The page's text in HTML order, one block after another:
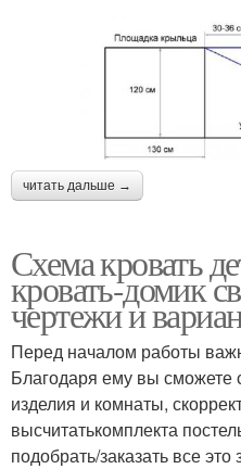
читать дальше →
Схема кровать
кровать-домик
чертежи и
Перед началом работы
Благодаря ему вы сможете
изделия и комнаты,
высчитатькомплекта
подобрать/заказать все это